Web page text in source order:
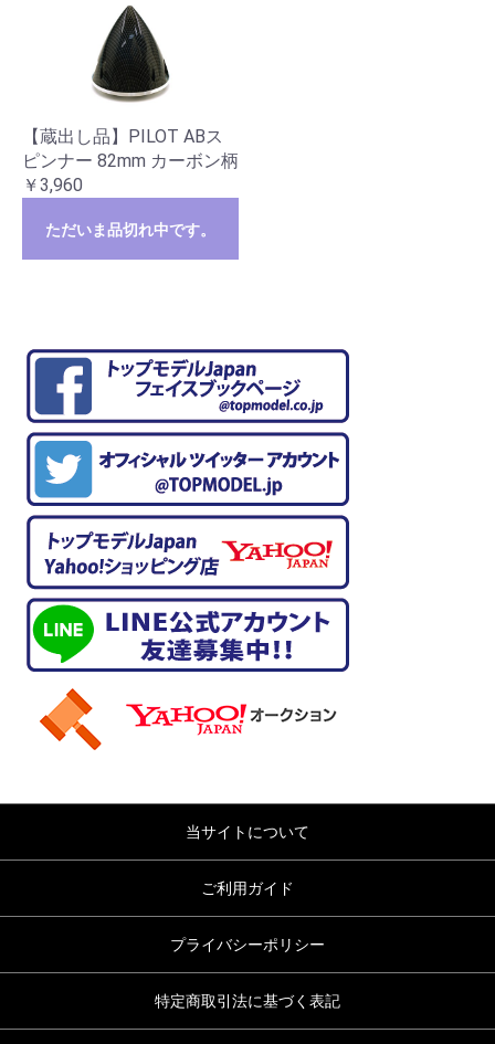
【蔵出し品】PILOT ABス
ピンナー 82mm カーボン柄
￥3,960
ただいま品切れ中です。
当サイトについて
ご利用ガイド
プライバシーポリシー
特定商取引法に基づく表記